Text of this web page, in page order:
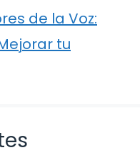
de la Voz:
tu